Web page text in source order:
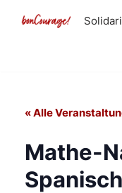
« Alle
Mathe-
Spanisch